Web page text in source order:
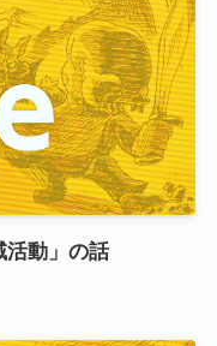
活動」の話